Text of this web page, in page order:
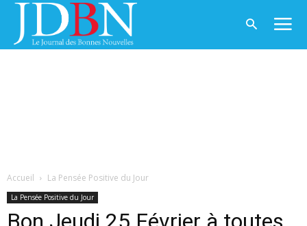
Accueil La Pensée Positive du Jour
La Pensée Positive du Jour